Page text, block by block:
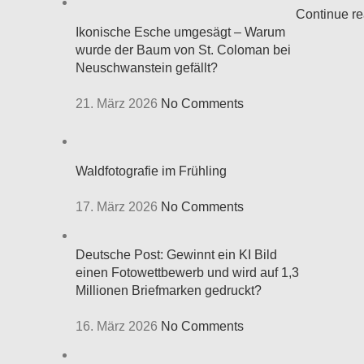
Continue
Ikonische Esche umgesägt – Warum
wurde der Baum von St. Coloman bei
Neuschwanstein gefällt?
21. März 2026 No Comments
Waldfotografie im Frühling
17. März 2026 No Comments
Deutsche Post: Gewinnt ein KI Bild
einen Fotowettbewerb und wird auf 1,3
Millionen Briefmarken gedruckt?
16. März 2026 No Comments